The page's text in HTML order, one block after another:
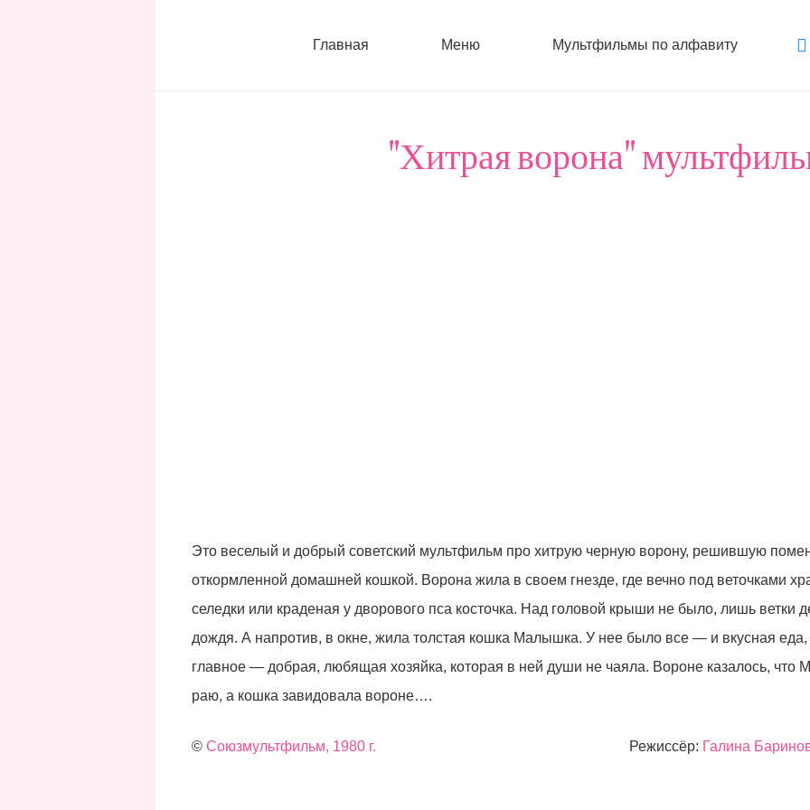
Главная Меню Мультфильмы по алфавиту
"Хитрая ворона"
Это веселый и добрый советский мультфильм про хитрую черную ворону, решившую
откормленной домашней кошкой. Ворона жила в своем гнезде, где вечно под веточками
селедки или краденая у дворового пса косточка. Над головой крыши не было, лишь ветки
дождя. А напротив, в окне, жила толстая кошка Малышка. У нее было все — и вкусная
главное — добрая, любящая хозяйка, которая в ней души не чаяла. Вороне казалось,
раю, а кошка завидовала вороне….
© Союзмультфильм, 1980 г. Режиссёр: Галина